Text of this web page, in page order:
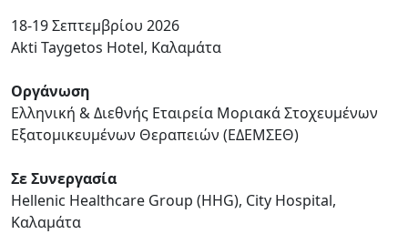
18-19 Σεπτεμβρίου 2026
Akti Taygetos Hotel, Καλαμάτα
Οργάνωση
Ελληνική & Διεθνής Εταιρεία Μοριακά Στοχευμένων
Εξατομικευμένων Θεραπειών (ΕΔΕΜΣΕΘ)
Σε Συνεργασία
Hellenic Healthcare Group (HHG), City Hospital,
Καλαμάτα